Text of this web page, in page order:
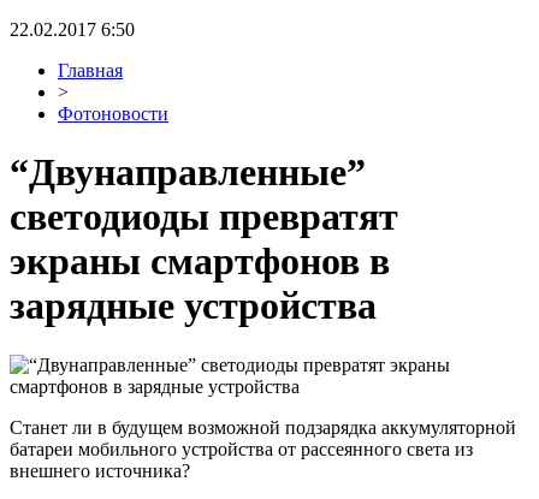
22.02.2017 6:50
Главная
>
Фотоновости
“Двунаправленные”
светодиоды превратят
экраны смартфонов в
зарядные устройства
Станет ли в будущем возможной подзарядка аккумуляторной
батареи мобильного устройства от рассеянного света из
внешнего источника?